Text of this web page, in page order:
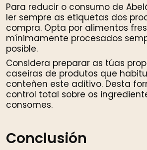
Para reducir o consumo de
ler sempre as etiquetas dos
compra. Opta por alimentos
mínimamente procesados
posible.
Considera preparar as túas
caseiras de produtos que
conteñen este aditivo. Desta
control total sobre os
consomes.
Conclusión